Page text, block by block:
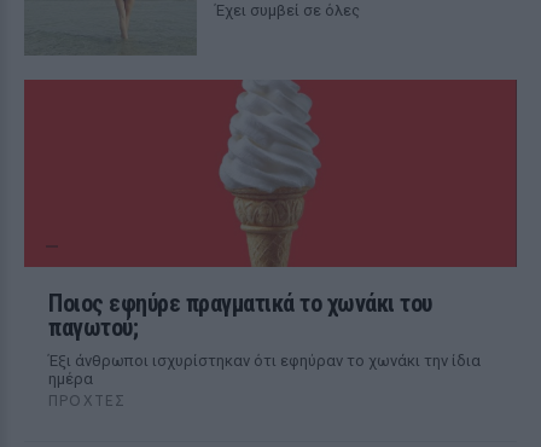
Έχει συμβεί σε όλες
Ποιος εφηύρε πραγματικά το χωνάκι του
παγωτού;
Έξι άνθρωποι ισχυρίστηκαν ότι εφηύραν το χωνάκι την ίδια
ημέρα
ΠΡΟΧΤΈΣ